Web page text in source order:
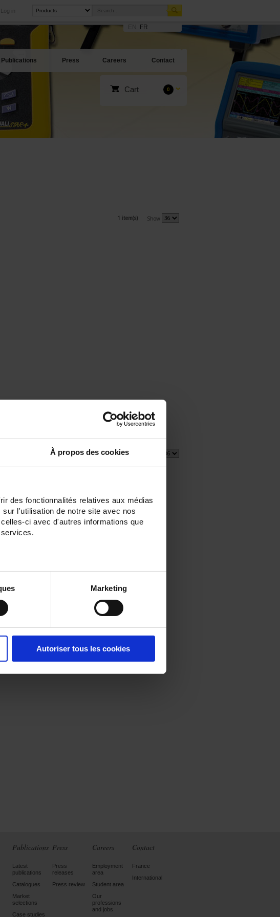
À propos des cookies
des fonctionnalités relatives aux médias
l'utilisation de notre site avec nos
ci avec d'autres informations que
Marketing
Autoriser tous les cookies
Log in
FR
Publications Press Careers Contact
Cart 0
1 item(s) Show
1 item(s)
Publications
Latest
publications
Catalogues
Market
selections
Case studies
Press
Press
releases
Press review
Careers
Employment
area
Student area
Our
professions
and jobs
Contact
France
International